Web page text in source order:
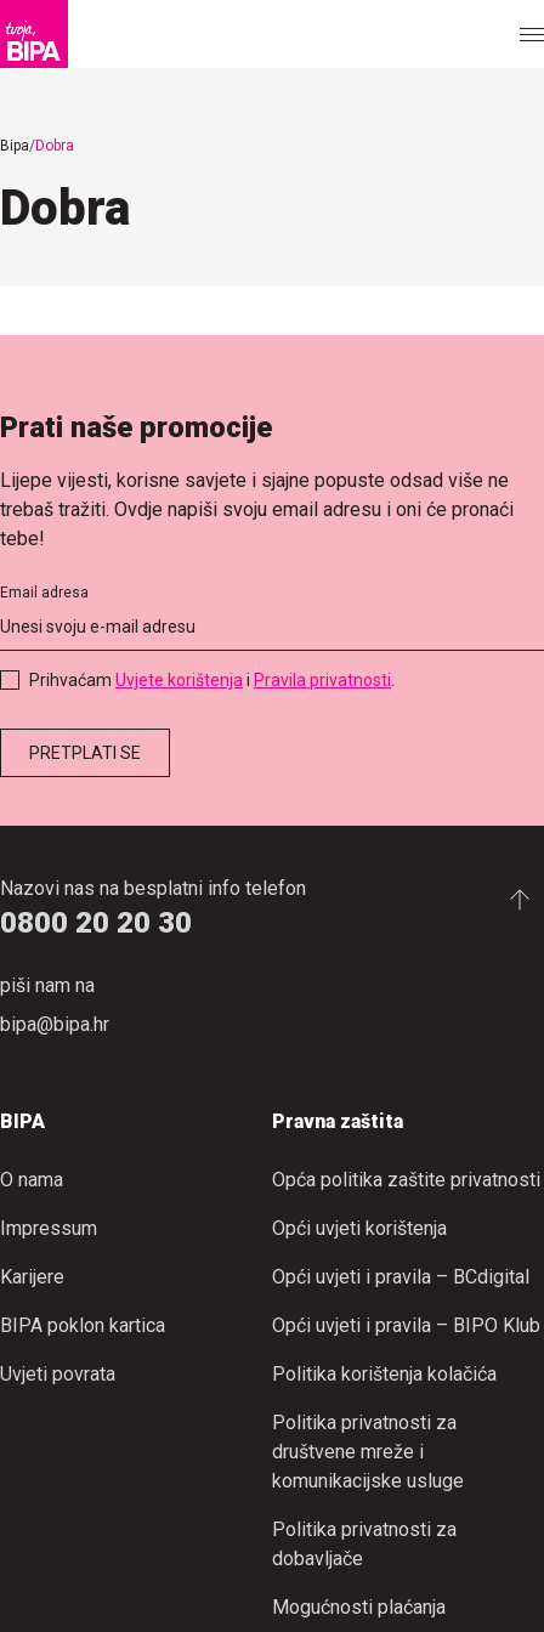
Bipa Dobra
Dobra
Nazovi nas na besplatni info telefon
0800 20 20 30
piši nam na
bipa@bipa.hr
BIPA
O nama
Impressum
Karijere
BIPA poklon kartica
Uvjeti povrata
Pravna zaštita
Opća politika zaštite privatnosti
Opći uvjeti korištenja
Opći uvjeti i pravila – BCdigital
Opći uvjeti i pravila – BIPO Klub
Politika korištenja kolačića
Politika privatnosti za
društvene mreže i
komunikacijske usluge
Politika privatnosti za
dobavljače
Mogućnosti plaćanja
Prati naše promocije
Lijepe vijesti, korisne savjete i sjajne popuste odsad više ne
trebaš tražiti. Ovdje napiši svoju email adresu i oni će pronaći
tebe!
Email adresa
Prihvaćam Uvjete korištenja i Pravila privatnosti